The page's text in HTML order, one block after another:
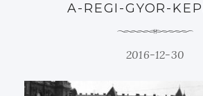
A-REGI-GYOR-
2016-12-30